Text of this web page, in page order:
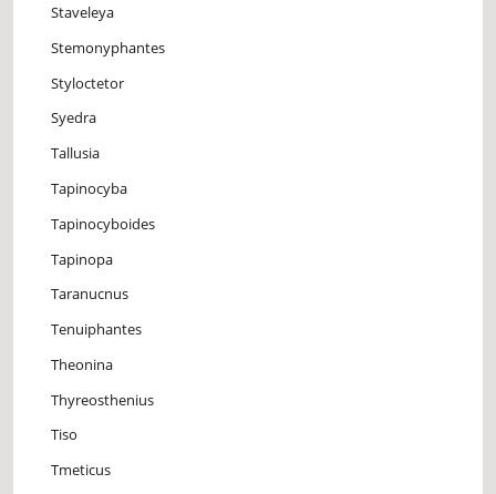
Staveleya
Stemonyphantes
Styloctetor
Syedra
Tallusia
Tapinocyba
Tapinocyboides
Tapinopa
Taranucnus
Tenuiphantes
Theonina
Thyreosthenius
Tiso
Tmeticus